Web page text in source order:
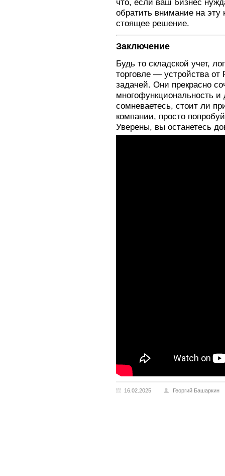
что, если ваш бизнес
обратить внимание на
стоящее решение.
Заключение
Будь то складской учет,
торговле — устройства
задачей. Они прекрасно
многофункциональность
сомневаетесь, стоит ли
компании, просто
Уверены, вы останетесь
16.02.2025 Георгий Башаркин